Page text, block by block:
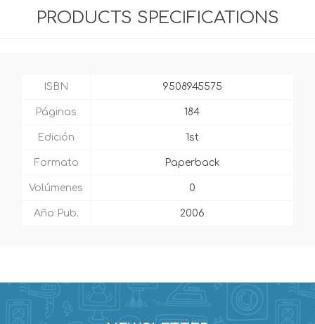
PRODUCTS SPECIFICATIONS
ISBN 9508945575
Páginas 184
Edición 1st
Formato Paperback
Volúmenes 0
Año Pub. 2006